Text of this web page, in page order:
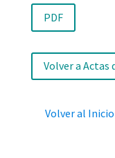
PDF
Volver a Actas
Volver al Inicio